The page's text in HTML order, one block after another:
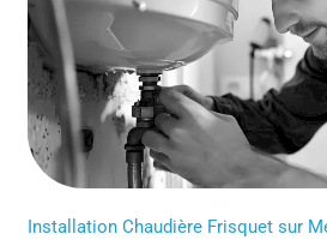
Installation Chaudière Frisquet sur